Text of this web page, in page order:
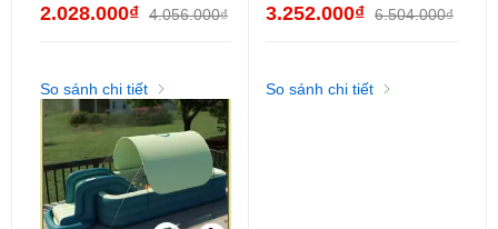
trượt, dễ lắp đặt
2.028.000₫ 4.056.000₫
So sánh chi tiết
vá, cầu trượt, an toàn & tiết
3.252.000₫ 6.504.000₫
So sánh chi tiết